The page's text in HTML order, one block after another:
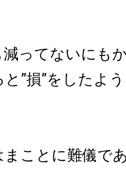
ってないにも
”損”をしたよ
まことに難儀で